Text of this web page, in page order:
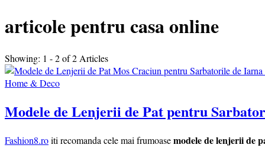
articole pentru casa online
Showing: 1 - 2 of 2 Articles
Home & Deco
Modele de Lenjerii de Pat pentru
Fashion8.roiti recomanda cele mai frumoasemodele de lenjerii de